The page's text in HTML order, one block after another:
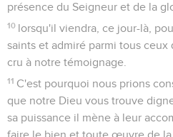
présence du Seigneur et de la
10 lorsqu'il viendra, ce jour-là,
saints et admiré parmi tous ceux
cru à notre témoignage.
11 C'est pourquoi nous prions
que notre Dieu vous trouve
sa puissance il mène à leur
faire le bien et toute œuvre de la